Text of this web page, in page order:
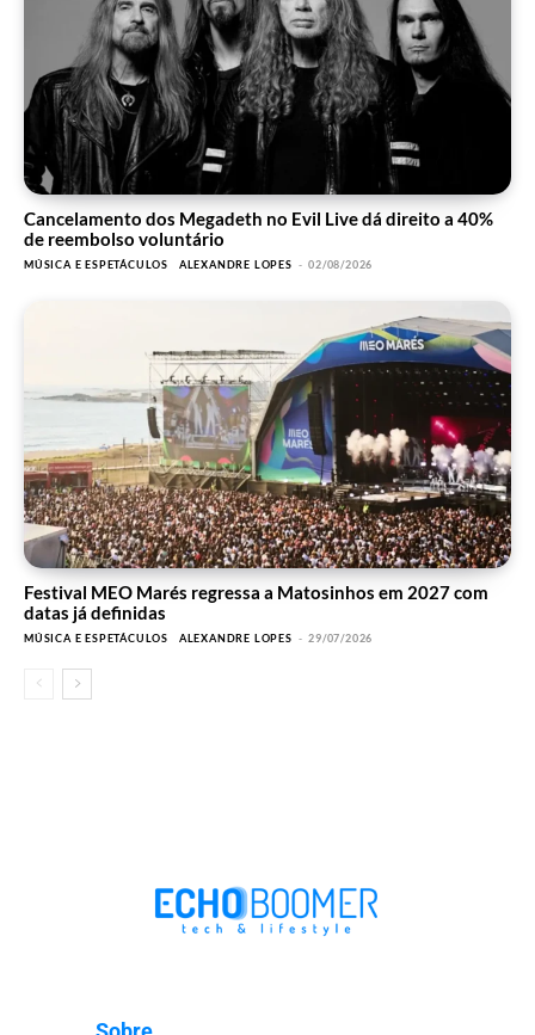
Cancelamento dos Megadeth no Evil Live dá direito a 40%
de reembolso voluntário
MÚSICA E ESPETÁCULOS ALEXANDRE LOPES - 02/08/2026
Festival MEO Marés regressa a Matosinhos em 2027 com
datas já definidas
MÚSICA E ESPETÁCULOS ALEXANDRE LOPES - 29/07/2026